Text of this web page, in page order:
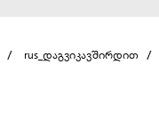
rus_დაგვიკავშირდით